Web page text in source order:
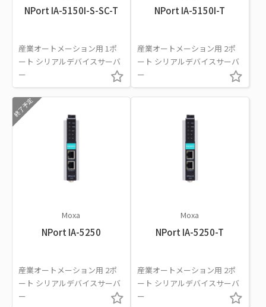
NPort IA-5150I-S-SC-T
産業オートメーション用 1ポ
ート シリアルデバイスサーバ
ー
NPort IA-5150I-T
産業オートメーション用 2ポ
ート シリアルデバイスサーバ
ー
終了予定
Moxa
NPort IA-5250
産業オートメーション用 2ポ
ート シリアルデバイスサーバ
ー
Moxa
NPort IA-5250-T
産業オートメーション用 2ポ
ート シリアルデバイスサーバ
ー